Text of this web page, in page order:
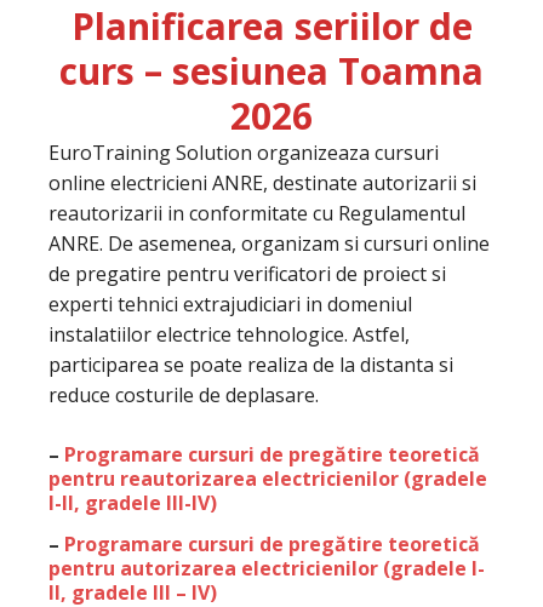
Planificarea seriilor de
curs – sesiunea Toamna
2026
EuroTraining Solution organizeaza cursuri
online electricieni ANRE, destinate autorizarii si
reautorizarii in conformitate cu Regulamentul
ANRE. De asemenea, organizam si cursuri online
de pregatire pentru verificatori de proiect si
experti tehnici extrajudiciari in domeniul
instalatiilor electrice tehnologice. Astfel,
participarea se poate realiza de la distanta si
reduce costurile de deplasare.
– Programare cursuri de pregătire teoretică
pentru reautorizarea electricienilor (gradele
I-II, gradele III-IV)
– Programare cursuri de pregătire teoretică
pentru autorizarea electricienilor (gradele I-
II, gradele III – IV)